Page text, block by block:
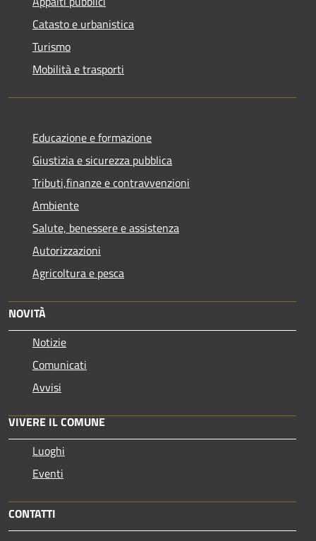
Catasto e urbanistica
Turismo
Mobilità e trasporti
Educazione e formazione
Giustizia e sicurezza pubblica
Tributi,finanze e contravvenzioni
Ambiente
Salute, benessere e assistenza
Autorizzazioni
Agricoltura e pesca
NOVITÀ
Notizie
Comunicati
Avvisi
VIVERE IL COMUNE
Luoghi
Eventi
CONTATTI